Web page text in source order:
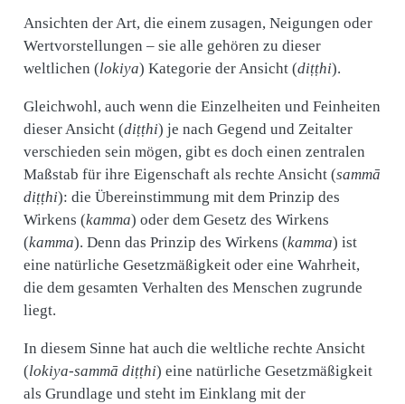
Ansichten der Art, die einem zusagen, Neigungen oder
Wertvorstellungen – sie alle gehören zu dieser
weltlichen (lokiya) Kategorie der Ansicht (diṭṭhi).
Gleichwohl, auch wenn die Einzelheiten und Feinheiten
dieser Ansicht (diṭṭhi) je nach Gegend und Zeitalter
verschieden sein mögen, gibt es doch einen zentralen
Maßstab für ihre Eigenschaft als rechte Ansicht (sammā
diṭṭhi): die Übereinstimmung mit dem Prinzip des
Wirkens (kamma) oder dem Gesetz des Wirkens
(kamma). Denn das Prinzip des Wirkens (kamma) ist
eine natürliche Gesetzmäßigkeit oder eine Wahrheit,
die dem gesamten Verhalten des Menschen zugrunde
liegt.
In diesem Sinne hat auch die weltliche rechte Ansicht
(lokiya-sammā diṭṭhi) eine natürliche Gesetzmäßigkeit
als Grundlage und steht im Einklang mit der